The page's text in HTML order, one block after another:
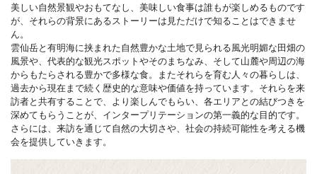
美しい自然景観やおもてなし、美味しい食事は誰もが楽しめるものです
が、それらの背景にあるストーリーは見ただけで知ることはできませ
ん。
雲仙岳と有明海に挟まれた自然豊かな土地で見られる風光明媚な田畑の
風景や、代表的な観光スポットやそのまちなみ、そして山麓や周辺の海
からもたらされる豊かで多様な食。またそれらを育む人々の暮らしは、
過去から現在まで続く歴史的な意味や価値を持っています。それらを来
訪者と共有することで、より楽しんでもらい、各エリアとの結びつきを
深めてもらうことが、インタープリテーションの第一義的な目的です。
さらには、来訪を通じて自然の大切さや、社会の持続可能性を考える機
会を提供していきます。